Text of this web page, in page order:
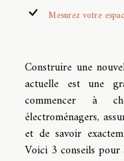
Mesurez votre
Construire une
actuelle est une
commencer à
électroménagers,
et de savoir
Voici 3 conseils pour